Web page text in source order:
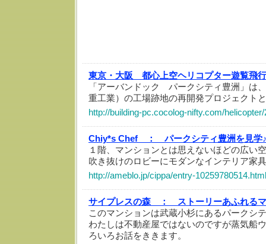
東京・大阪 都心上空ヘリコプター遊覧飛
「アーバンドック パークシティ豊洲」は
重工業）の工場跡地の再開発プロジェクト
http://building-pc.cocolog-nifty.com/
Chiy*s Chef ：
パークシティ豊洲を見学
１階、マンションとは思えないほどの広い
吹き抜けのロビーにモダンなインテリア家具
http://ameblo.jp/cippa/entry-10259780514.html
サイプレスの森 ：
ストーリーあふれる
このマンションは武蔵小杉にあるパークシ
わたしは不動産屋ではないのですが蒸気船
ろいろお話をききます。